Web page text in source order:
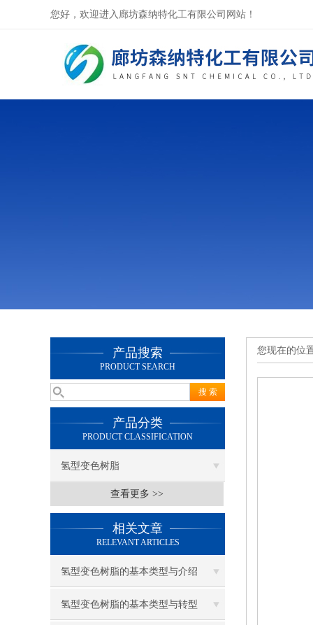
您好，欢迎进入廊坊森纳特化工有限公司网站！
产品搜索
PRODUCT SEARCH
产品分类
PRODUCT CLASSIFICATION
氢型变色树脂
查看更多 >>
相关文章
RELEVANT ARTICLES
氢型变色树脂的基本类型与介绍
氢型变色树脂的基本类型与转型
您现在的位